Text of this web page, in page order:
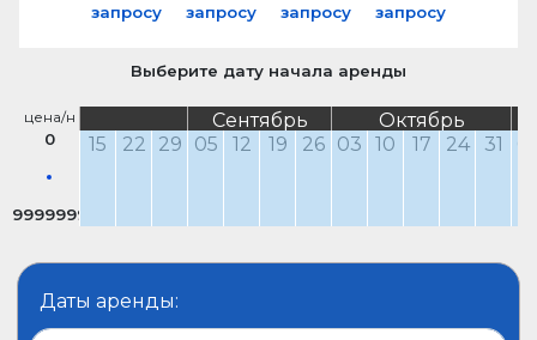
запросу
запросу
запросу
запросу
Выберите дату начала аренды
цена/н
0
9999999
Сентябрь
Октябрь
15
22 29 05 12 19 26 03 10 17 24 31
Даты аренды: